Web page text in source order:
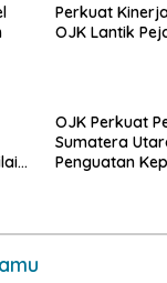
Perkuat
OJK Lantik
OJK Perkuat
Sumatera
Penguatan